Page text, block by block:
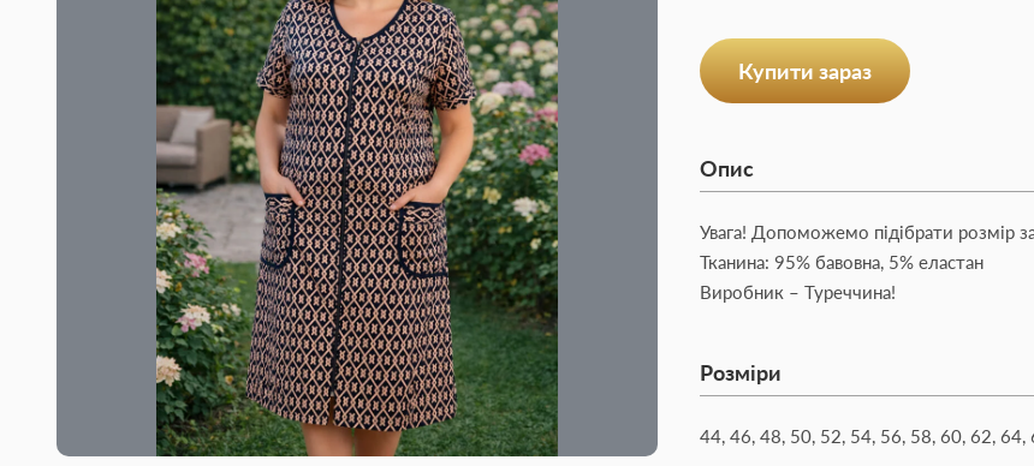
Купити зараз
Опис
Увага! Допоможемо підібрати розмір
Тканина: 95% бавовна, 5% еластан
Виробник – Туреччина!
Розміри
44, 46, 48, 50, 52, 54, 56, 58, 60, 62, 64,